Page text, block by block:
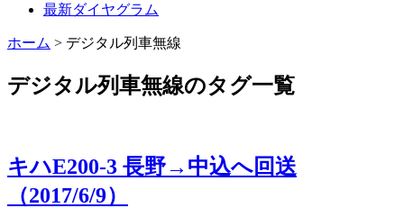
最新ダイヤグラム
ホーム > デジタル列車無線
デジタル列車無線のタグ一覧
キハE200-3 長野→中込へ回送
（2017/6/9）